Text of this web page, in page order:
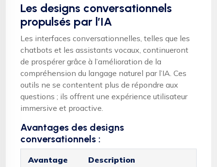
Les designs conversationnels
propulsés par l’IA
Les interfaces conversationnelles, telles que les
chatbots et les assistants vocaux, continueront
de prospérer grâce à l’amélioration de la
compréhension du langage naturel par l’IA. Ces
outils ne se contentent plus de répondre aux
questions ; ils offrent une expérience utilisateur
immersive et proactive.
Avantages des designs
conversationnels :
Avantage Description